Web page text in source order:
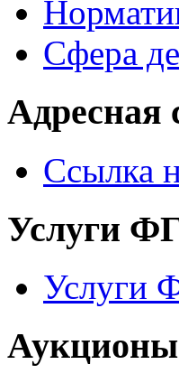
Сфера
Адресная
Ссылка
Услуги
Услуги